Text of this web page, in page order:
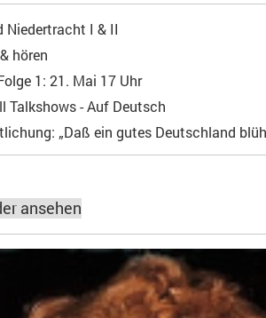
Niedertracht I & II
hören
1: 21. Mai 17 Uhr
Talkshows - Auf Deutsch
„Daß ein gutes Deutschland
ansehen